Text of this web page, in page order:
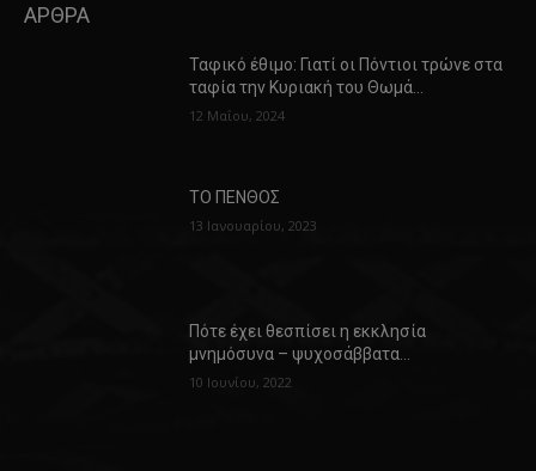
ΑΡΘΡΑ
Ταφικό έθιμο: Γιατί οι Πόντιοι τρώνε στα
ταφία την Κυριακή του Θωμά…
12 Μαΐου, 2024
ΤΟ ΠΕΝΘΟΣ
13 Ιανουαρίου, 2023
Πότε έχει θεσπίσει η εκκλησία
μνημόσυνα – ψυχοσάββατα…
10 Ιουνίου, 2022